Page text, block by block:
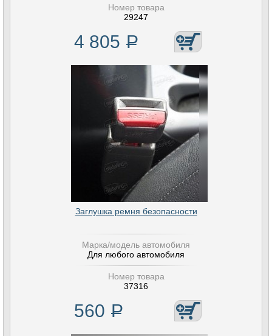
Номер товара
29247
4 805 Р
Заглушка ремня безопасности
Марка/модель автомобиля
Для любого автомобиля
Номер товара
37316
560 Р